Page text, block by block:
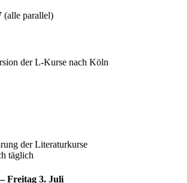
(alle parallel)
der L-Kurse nach Köln
der Literaturkurse
täglich
Freitag 3. Juli